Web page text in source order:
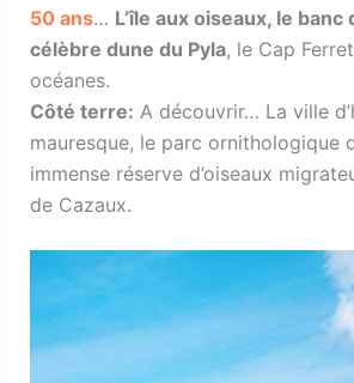
50 ans… L’île aux oiseaux, le banc
célèbre dune du Pyla, le Cap
océanes.
Côté terre: A découvrir… La ville
mauresque, le parc ornithologique
immense réserve d’oiseaux
de Cazaux.